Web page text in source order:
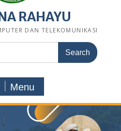
RAHAYU
DAN TELEKOMUNIKASI
Menu